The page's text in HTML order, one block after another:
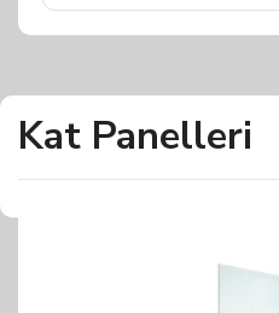
Kat Panelleri